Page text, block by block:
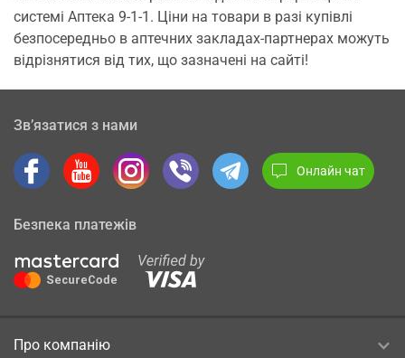
системі Аптека 9-1-1. Ціни на товари в разі купівлі
безпосередньо в аптечних закладах-партнерах можуть
відрізнятися від тих, що зазначені на сайті!
Зв’язатися з нами
Онлайн чат
Безпека платежів
Про компанію